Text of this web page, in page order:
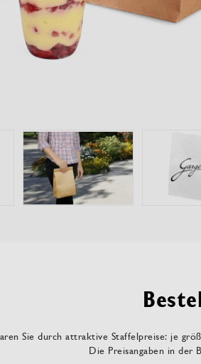
Sie durch attraktive Staffelpreise: je
Die Preisangaben in der